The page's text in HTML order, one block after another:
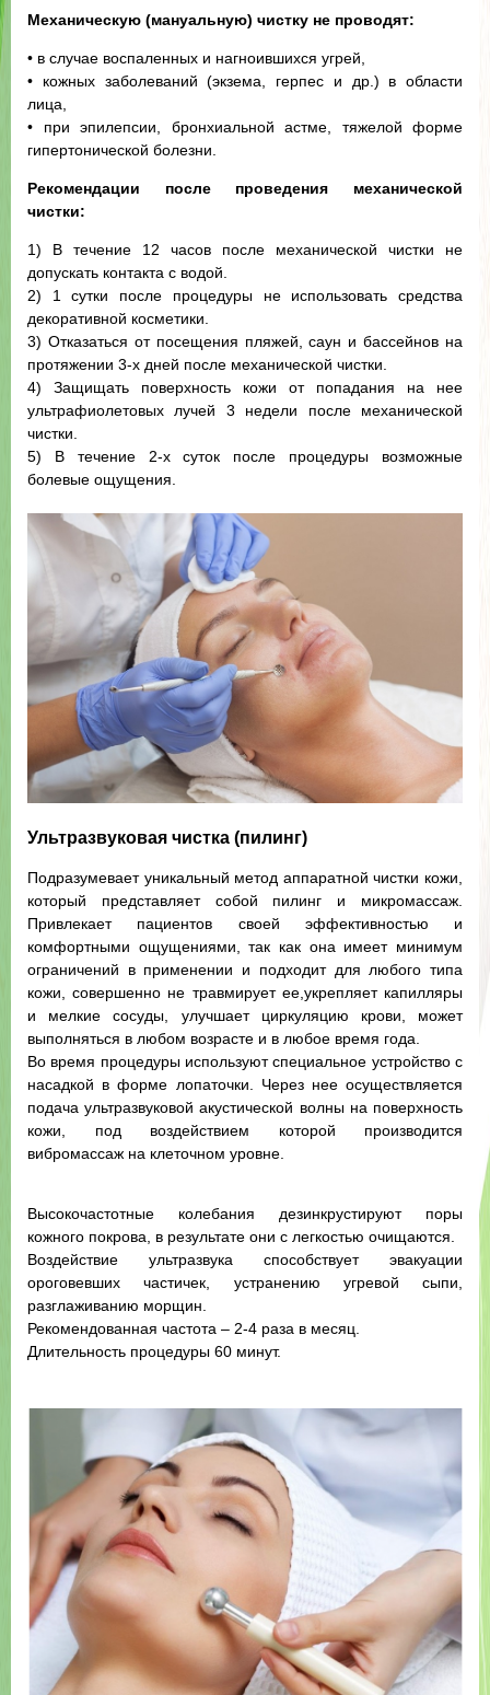
Механическую (мануальную) чистку не проводят:
• в случае воспаленных и нагноившихся угрей,
• кожных заболеваний (экзема, герпес и др.) в области
лица,
• при эпилепсии, бронхиальной астме, тяжелой форме
гипертонической болезни.
Рекомендации после проведения механической
чистки:
1) В течение 12 часов после механической чистки не
допускать контакта с водой.
2) 1 сутки после процедуры не использовать средства
декоративной косметики.
3) Отказаться от посещения пляжей, саун и бассейнов на
протяжении 3-х дней после механической чистки.
4) Защищать поверхность кожи от попадания на нее
ультрафиолетовых лучей 3 недели после механической
чистки.
5) В течение 2-х суток после процедуры возможные
болевые ощущения.
Ультразвуковая чистка (пилинг)
Подразумевает уникальный метод аппаратной чистки кожи,
который представляет собой пилинг и микромассаж.
Привлекает пациентов своей эффективностью и
комфортными ощущениями, так как она имеет минимум
ограничений в применении и подходит для любого типа
кожи, совершенно не травмирует ее,укрепляет капилляры
и мелкие сосуды, улучшает циркуляцию крови, может
выполняться в любом возрасте и в любое время года.
Во время процедуры используют специальное устройство с
насадкой в форме лопаточки. Через нее осуществляется
подача ультразвуковой акустической волны на поверхность
кожи, под воздействием которой производится
вибромассаж на клеточном уровне.
Высокочастотные колебания дезинкрустируют поры
кожного покрова, в результате они с легкостью очищаются.
Воздействие ультразвука способствует эвакуации
ороговевших частичек, устранению угревой сыпи,
разглаживанию морщин.
Рекомендованная частота – 2-4 раза в месяц.
Длительность процедуры 60 минут.